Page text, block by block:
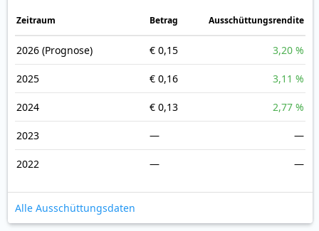
Zeitraum Betrag Ausschüttungsrendite
2026 (Prognose) € 0,15 3,20 %
2025 € 0,16 3,11 %
2024 € 0,13 2,77 %
2023 — —
2022 — —
Alle Ausschüttungsdaten